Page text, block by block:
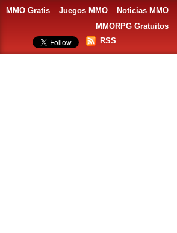
MMO Gratis Juegos MMO Noticias MMO
MMORPG Gratuitos
RSS